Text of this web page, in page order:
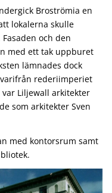
Broströmia en
lokalerna skulle
och den
med ett tak uppburet
lämnades dock
rederiimperiet
Liljewall arkitekter
som arkitekter Sven
med kontorsrum samt